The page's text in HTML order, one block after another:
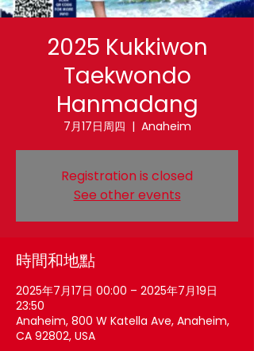
2025 Kukkiwon
Taekwondo
Hanmadang
7月17日周四
  |
Anaheim
Registration is closed
See other events
時間和地點
2025年7月17日 00:00 – 2025年7月19日
23:50
Anaheim, 800 W Katella Ave, Anaheim,
CA 92802, USA